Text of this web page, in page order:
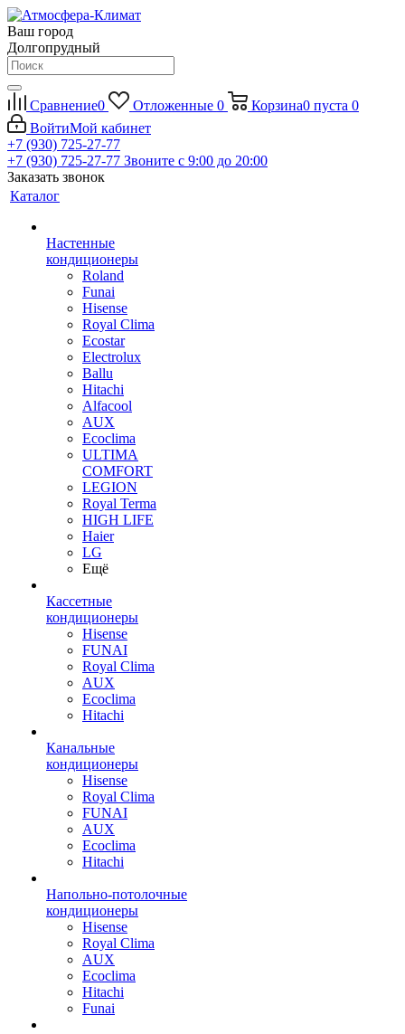
Ваш город
Долгопрудный
Сравнение0 Отложенные 0 Корзина0 пуста 0
ВойтиМой кабинет
+7 (930) 725-27-77
+7 (930) 725-27-77 Звоните с 9:00 до 20:00
Заказать звонок
Каталог
Настенные
кондиционеры
Roland
Funai
Hisense
Royal Clima
Ecostar
Electrolux
Ballu
Hitachi
Alfacool
AUX
Ecoclima
ULTIMA
COMFORT
LEGION
Royal Terma
HIGH LIFE
Haier
LG
Ещё
Кассетные
кондиционеры
Hisense
FUNAI
Royal Clima
AUX
Ecoclima
Hitachi
Канальные
кондиционеры
Hisense
Royal Clima
FUNAI
AUX
Ecoclima
Hitachi
Напольно-потолочные
кондиционеры
Hisense
Royal Clima
AUX
Ecoclima
Hitachi
Funai